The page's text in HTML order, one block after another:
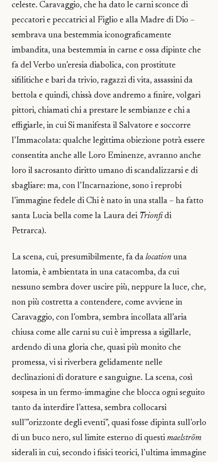
celeste. Caravaggio, che ha dato le carni sconce di
peccatori e peccatrici al Figlio e alla Madre di Dio –
sembrava una bestemmia iconograficamente
imbandita, una bestemmia in carne e ossa dipinte che
fa del Verbo un’eresia diabolica, con prostitute
sifilitiche e bari da trivio, ragazzi di vita, assassini da
bettola e quindi, chissà dove andremo a finire, volgari
pittori, chiamati chi a prestare le sembianze e chi a
effigiarle, in cui Si manifesta il Salvatore e soccorre
l’Immacolata: qualche legittima obiezione potrà essere
consentita anche alle Loro Eminenze, avranno anche
loro il sacrosanto diritto umano di scandalizzarsi e di
sbagliare: ma, con l’Incarnazione, sono i reprobi
l’immagine fedele di Chi è nato in una stalla – ha fatto
santa Lucia bella come la Laura dei Trionfi di
Petrarca).
La scena, cui, presumibilmente, fa da location una
latomia, è ambientata in una catacomba, da cui
nessuno sembra dover uscire più, neppure la luce, che,
non più costretta a contendere, come avviene in
Caravaggio, con l’ombra, sembra incollata all’aria
chiusa come alle carni su cui è impressa a sigillarle,
ardendo di una gloria che, quasi più monito che
promessa, vi si riverbera gelidamente nelle
declinazioni di dorature e sanguigne. La scena, così
sospesa in un fermo-immagine che blocca ogni seguito
tanto da interdire l’attesa, sembra collocarsi
sull'”orizzonte degli eventi”, quasi fosse dipinta sull’orlo
di un buco nero, sul limite esterno di questi maelström
siderali in cui, secondo i fisici teorici, l’ultima immagine